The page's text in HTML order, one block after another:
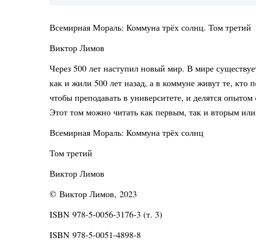
Всемирная Мораль: Коммуна трёх солнц. Том третий
Виктор Лимов
Через 500 лет наступил новый мир. В мире
как и жили 500 лет назад, а в коммуне живут те, кто
чтобы преподавать в университете, и делятся
Этот том можно читать как первым, так и вторым
Всемирная Мораль: Коммуна трёх солнц
Том третий
Виктор Лимов
© Виктор Лимов, 2023
ISBN 978-5-0056-3176-3 (т. 3)
ISBN 978-5-0051-4898-8